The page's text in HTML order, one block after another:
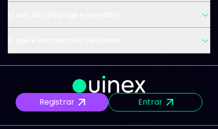
Registrar Entrar